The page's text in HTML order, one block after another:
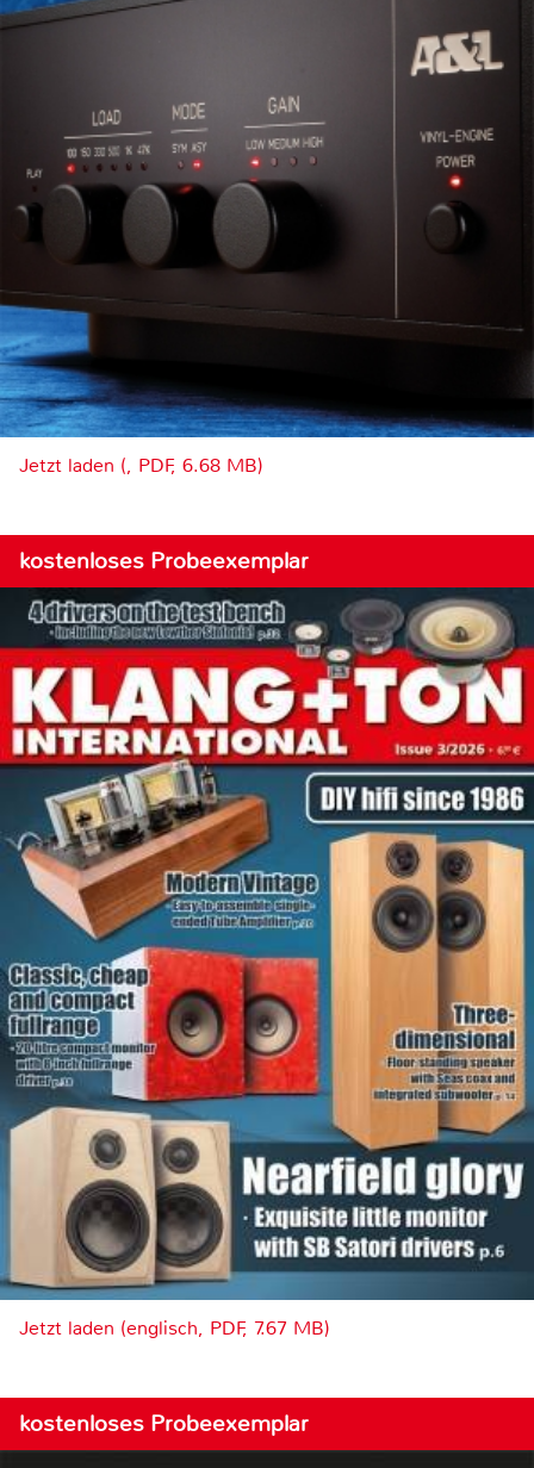
Jetzt laden (, PDF, 6.68 MB)
kostenloses Probeexemplar
Jetzt laden (englisch, PDF, 7.67 MB)
kostenloses Probeexemplar